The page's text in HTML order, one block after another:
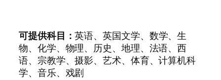
可提供科目：英语、英国文学、数学、生
物、化学、物理、历史、地理、法语、西
语、宗教学、摄影、艺术、体育、计算机科
学、音乐、戏剧